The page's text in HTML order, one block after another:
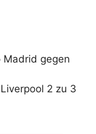
Madrid gegen
2 zu 3